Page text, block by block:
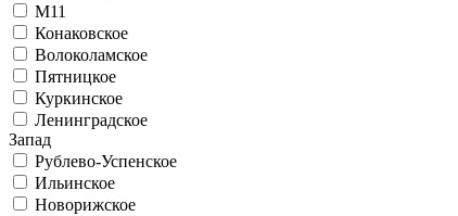
М11
Конаковское
Волоколамское
Пятницкое
Куркинское
Ленинградское
Запад
Рублево-Успенское
Ильинское
Новорижское